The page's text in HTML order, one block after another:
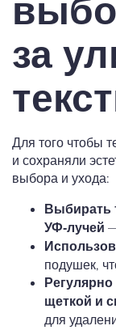
за
Для того чтобы
и сохраняли
выбора и ухода:
Выбирать
УФ-лучей
подушек,
щеткой и
для